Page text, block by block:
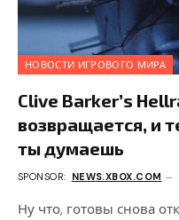
НОВОСТИ ИГРОВОГО МИРА
Clive Barker’s
возвращается, и
ты думаешь
SPONSOR: NEWS.XBOX.COM
Ну что, готовы снова